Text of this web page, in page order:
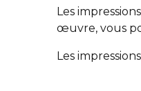
Les
œuvre, vous
Les